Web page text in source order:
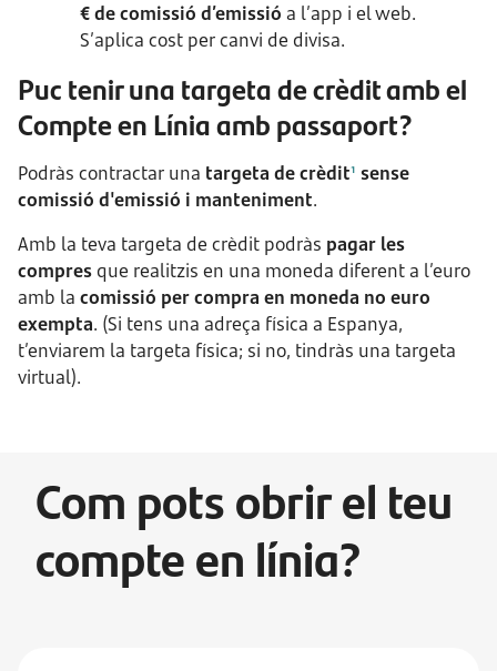
€ de comissió d’emissió a l’app i el web.
S’aplica cost per canvi de divisa.
Puc tenir una targeta de crèdit amb el
Compte en Línia amb passaport?
Podràs contractar una targeta de crèdit1 sense
comissió d'emissió i manteniment.
Amb la teva targeta de crèdit podràs pagar les
compres que realitzis en una moneda diferent a l’euro
amb la comissió per compra en moneda no euro
exempta. (Si tens una adreça física a Espanya,
t’enviarem la targeta física; si no, tindràs una targeta
virtual).
Com pots obrir el teu
compte en línia?